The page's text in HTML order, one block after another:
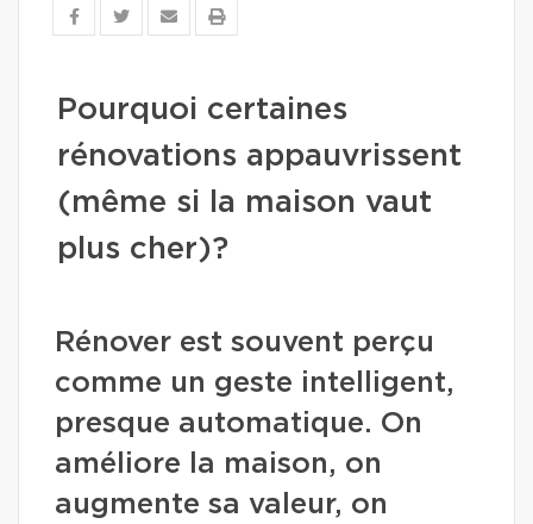
Pourquoi certaines
rénovations appauvrissent
(même si la maison vaut
plus cher)?
Rénover est souvent perçu
comme un geste intelligent,
presque automatique. On
améliore la maison, on
augmente sa valeur, on